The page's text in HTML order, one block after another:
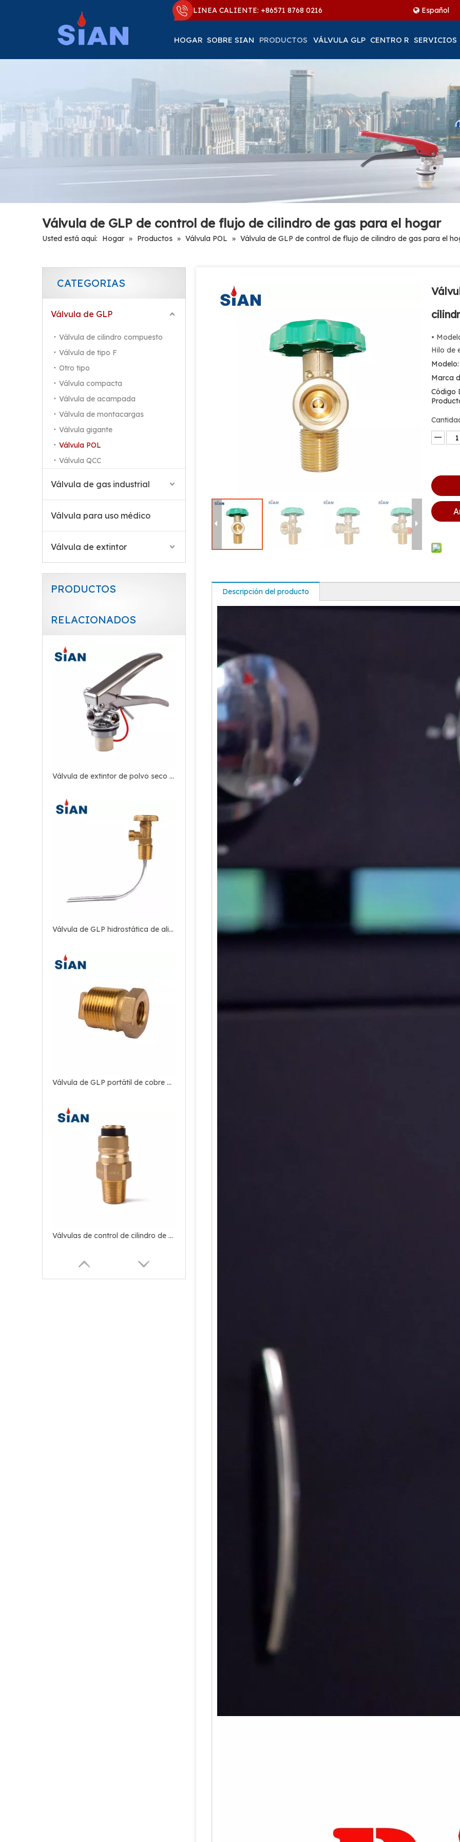
LINEA CALIENTE: +86571 8768 0216 Español
HOGAR SOBRE SIAN PRODUCTOS VÁLVULA GLP CENTRO R SERVICIOS
Válvula de GLP de control de flujo de cilindro de gas para el hogar
Usted está aquí: Hogar » Productos » Válvula POL » Válvula de GLP de control de flujo de cilindro de gas para el
CATEGORIAS
Válvula de GLP
Válvula de cilindro compuesto
Válvula de tipo F
Otro tipo
Válvula compacta
Válvula de acampada
Válvula de montacargas
Válvula gigante
Válvula POL
Válvula QCC
Válvula de gas industrial
Válvula para uso médico
Válvula de extintor
PRODUCTOS
RELACIONADOS
Válvula de extintor de polvo seco portátil de latón
Válvula de GLP hidrostática de alivio seguro
Válvula de GLP portátil de cobre para acampar
Válvulas de control de cilindro de GLP de seguridad Sian D35
•
Hilo de
Modelo:
Marca
Código
Descripción del producto